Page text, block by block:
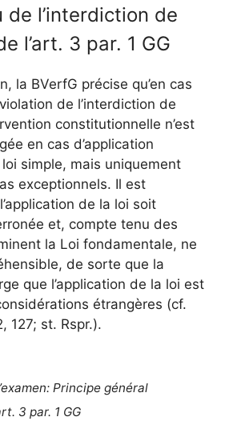
de l’interdiction de
l’art. 3 par. 1 GG
la BVerfG précise qu’en cas
de l’interdiction de
constitutionnelle n’est
en cas d’application
simple, mais uniquement
exceptionnels. Il est
de la loi soit
et, compte tenu des
la Loi fondamentale, ne
de sorte que la
que l’application de la loi est
étrangères (cf.
127; st. Rspr.).
Principe général
3 par. 1 GG